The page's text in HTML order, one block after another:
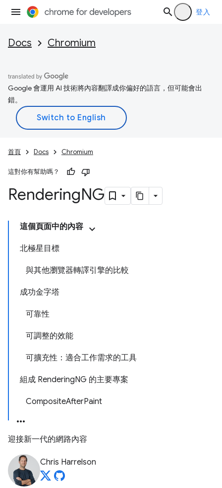
登入
Docs Chromium
Google 會運用 AI 技術將內容翻譯成你偏好的語言，但可能會出
錯。
首頁 Docs Chromium
這對你有幫助嗎？
RenderingNG
這個頁面中的內容
北極星目標
與其他瀏覽器轉譯引擎的比較
成功金字塔
可靠性
可調整的效能
可擴充性：適合工作需求的工具
組成 RenderingNG 的主要專案
CompositeAfterPaint
迎接新一代的網路內容
Chris Harrelson